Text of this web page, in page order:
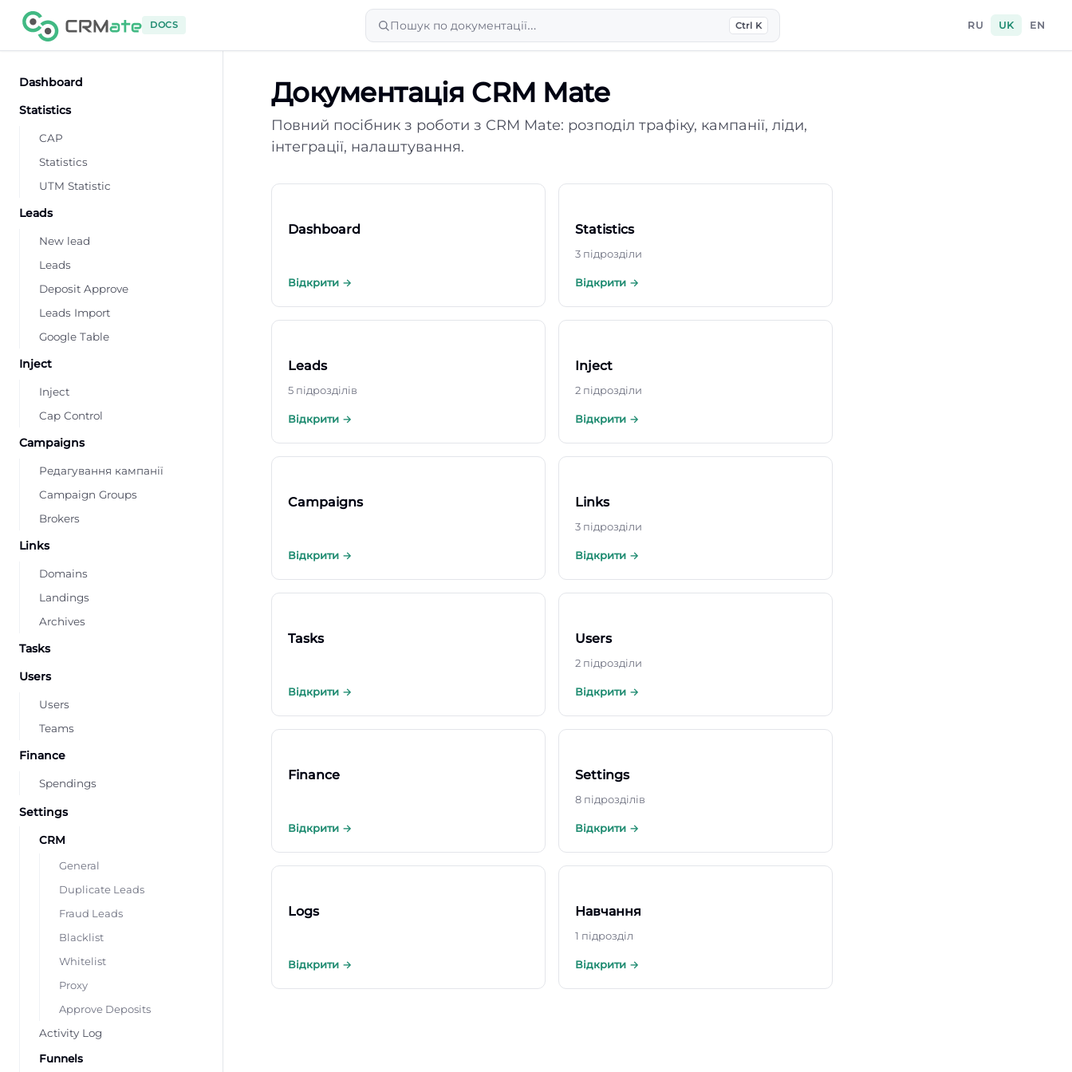
DOCS Пошук по документації… Ctrl K RU UK EN
Dashboard
Statistics
CAP
Statistics
UTM Statistic
Leads
New lead
Leads
Deposit Approve
Leads Import
Google Table
Inject
Inject
Cap Control
Campaigns
Редагування кампанії
Campaign Groups
Brokers
Links
Domains
Landings
Archives
Tasks
Users
Users
Teams
Finance
Spendings
Settings
CRM
General
Duplicate Leads
Fraud Leads
Blacklist
Whitelist
Proxy
Approve Deposits
Activity Log
Funnels
Документація CRM Mate
Повний посібник з роботи з CRM Mate: розподіл трафіку, кампанії, ліди,
інтеграції, налаштування.
Dashboard
Відкрити →
Statistics
3 підрозділи
Відкрити →
Leads
5 підрозділів
Відкрити →
Inject
2 підрозділи
Відкрити →
Campaigns
Відкрити →
Links
3 підрозділи
Відкрити →
Tasks
Відкрити →
Users
2 підрозділи
Відкрити →
Finance
Відкрити →
Settings
8 підрозділів
Відкрити →
Logs
Відкрити →
Навчання
1 підрозділ
Відкрити →